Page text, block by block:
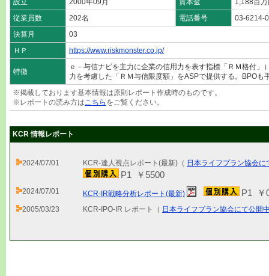
設立
2000年09月 資本金
1,188百
従業員数
202名 電話番号
03-6214-
決算月
03
ＨＰ
https://www.riskmonster.co.jp/
特徴
ｅ－与信ナビを主力に企業の信用力を表す指標「ＲＭ格付」
力を考慮した「ＲＭ与信限度額」をASPで提供する。BPOも
※掲載しております基本情報は原則レポート作成時のものです。
※レポートの読み方はこちら をご覧ください。
KCR 情報レポート
2024/07/01 KCR-達人視点レポート(最新)（ 日本ライフプラン協会に
P1 ￥5500
2024/07/01 KCR-IR戦略分析レポート(最新) P1 ￥
2005/03/23 KCR-IPO-IR レポート（ 日本ライフプラン協会にて公開